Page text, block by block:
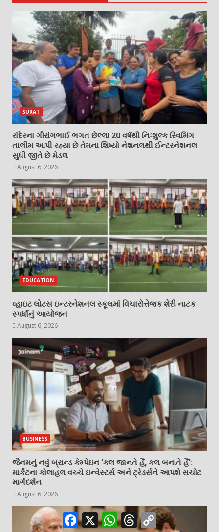
SURAT
રાંદેરના ગૌરાંગભાઈ ભગત છેલ્લા 20 વર્ષથી નિઃશુલ્ક સ્વિમિંગ
તાલીમ આપી રહ્યા છે તેમના શિષ્યો નેશનલથી ઈન્ટરનેશનલ
સુધી જીતે છે મેડલ
August 6, 2026
EDUCATION
વ્હાઇટ લોટસ ઇન્ટરનેશનલ સ્કૂલમાં વિચારોત્તેજક શેરી નાટક
સ્પર્ધાનું આયોજન
August 6, 2026
BUSINESS
જૈનમનું નવું બ્રાન્ડ કેમ્પેઇન ‘કલ જાનતે હૈં, કલ બનાતે હૈં’:
માર્કેટના કોલાહલ વચ્ચે ઇન્વેસ્ટર્સ અને ટ્રેડર્સને આપશે સચોટ
માર્ગદર્શન
August 6, 2026
Facebook
X WhatsApp
Threads
Copy
Link